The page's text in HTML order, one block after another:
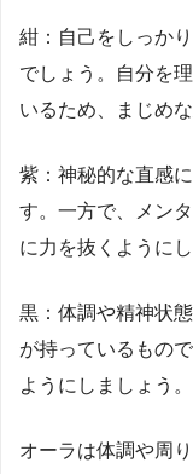
紺：自己をしっか
でしょう。自分を
いるため、まじめ
紫：神秘的な直感
す。一方で、メン
に力を抜くようにし
黒：体調や精神状
が持っているもの
ようにしましょう。
オーラは体調や周